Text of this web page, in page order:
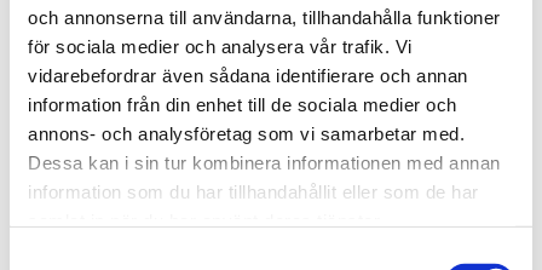
och annonserna till användarna, tillhandahålla funktioner
för sociala medier och analysera vår trafik. Vi
vidarebefordrar även sådana identifierare och annan
information från din enhet till de sociala medier och
annons- och analysföretag som vi samarbetar med.
Dessa kan i sin tur kombinera informationen med annan
information som du har tillhandahållit eller som de har